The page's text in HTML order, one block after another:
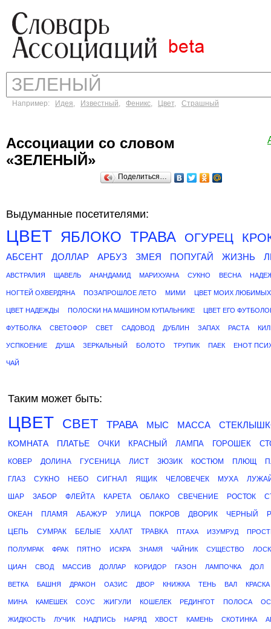
Например: Идея, Известный, Феникс, Цвет, Страшный
Ассоциации со словом
«ЗЕЛЕНЫЙ»
Поделиться…
Выдуманные посетителями:
ЦВЕТ ЯБЛОКО ТРАВА ОГУРЕЦ
АБСЕНТ ДОЛЛАР АРБУЗ ЗМЕЯ ПОПУГАЙ ЖИЗНЬ
АВСТРАЛИЯ ЩАВЕЛЬ АНАНДАМИД МАРИХУАНА СУКНО ВЕСНА
НОГТЕЙ ОХВЕРДЯНА ПОЗАПРОШЛОЕ ЛЕТО МИМИ ЦВЕТ МОИХ ЛЮБИМЫХ
ЦВЕТ НАДЕЖДЫ ПОЛОСКИ НА МАШИНОМ КУПАЛЬНИКЕ ЦВЕТ ЕГО
ФУТБОЛКА СВЕТОФОР СВЕТ САДОВОД ДУБЛИН ЗАПАХ РАСТА
УСПКОЕНИЕ ДУША ЗЕРКАЛЬНЫЙ БОЛОТО ТРУПИК ПАЕК ЕНОТ
ЧАЙ
Таким может быть:
ЦВЕТ СВЕТ ТРАВА МЫС МАССА
КОМНАТА ПЛАТЬЕ ОЧКИ КРАСНЫЙ ЛАМПА ГОРОШЕК
КОВЕР ДОЛИНА ГУСЕНИЦА ЛИСТ ЗЮЗИК КОСТЮМ ПЛЮЩ
ГЛАЗ СУКНО НЕБО СИГНАЛ ЯЩИК ЧЕЛОВЕЧЕК МУХА
ШАР ЗАБОР ФЛЕЙТА КАРЕТА ОБЛАКО СВЕЧЕНИЕ РОСТОК
ОКЕАН ПЛАМЯ АБАЖУР УЛИЦА ПОКРОВ ДВОРИК ЧЕРНЫЙ
ЦЕПЬ СУМРАК БЕЛЫЕ ХАЛАТ ТРАВКА ПТАХА ИЗУМРУД
ПОЛУМРАК ФРАК ПЯТНО ИСКРА ЗНАМЯ ЧАЙНИК СУЩЕСТВО
ЦИАН СВОД МАССИВ ДОЛЛАР КОРИДОР ГАЗОН ЛАМПОЧКА ДОЛ
ВЕТКА БАШНЯ ДРАКОН ОАЗИС ДВОР КНИЖКА ТЕНЬ ВАЛ КРАСКА
МИНА КАМЕШЕК СОУС ЖИГУЛИ КОШЕЛЕК РЕДИНГОТ ПОЛОСА
ЖИДКОСТЬ ЛУЧИК НАДПИСЬ НАРЯД ХВОСТ КАМЕНЬ СКОТИНКА